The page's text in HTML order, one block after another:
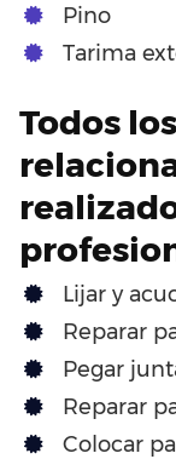
Pino
Tarima
Todos
Lijar y
Reparar
Pegar
Reparar
Colocar